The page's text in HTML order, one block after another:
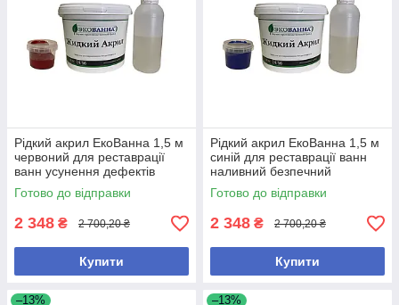
Рідкий акрил ЕкоВанна 1,5 м
червоний для реставрації
ванн усунення дефектів
Готово до відправки
2 348 ₴ 2 700,20 ₴
Купити
Рідкий акрил ЕкоВанна 1,5 м
синій для реставрації ванн
наливний безпечний
антибактеріальний
Готово до відправки
2 348 ₴ 2 700,20 ₴
Купити
–13% –13%